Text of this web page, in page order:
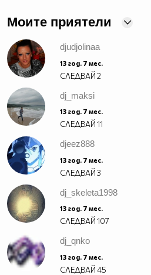
Моите приятели
djudjolinaa
13 год. 7 мес.
СЛЕДВАЙ2
dj_maksi
13 год. 7 мес.
СЛЕДВАЙ11
djeez888
13 год. 7 мес.
СЛЕДВАЙ3
dj_skeleta1998
13 год. 7 мес.
СЛЕДВАЙ107
dj_qnko
13 год. 7 мес.
СЛЕДВАЙ45